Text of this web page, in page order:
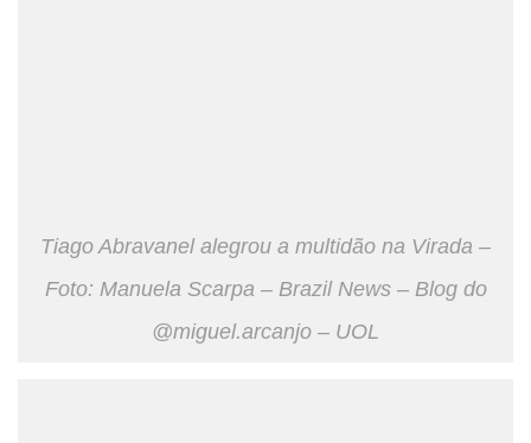
Tiago Abravanel alegrou a multidão na Virada –
Foto: Manuela Scarpa – Brazil News – Blog do
@miguel.arcanjo – UOL